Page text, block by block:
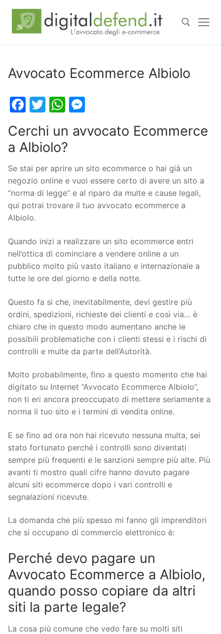
Avvocato Ecommerce Albiolo
Facebook
TwitterWhatsApp
Cerchi un avvocato Ecommerce
a Albiolo?
Se stai per aprire un sito ecommerce o hai già un
negozio online e vuoi essere certo di avere un sito a
“norma di legge” e al riparo da multe e cause legali,
qui potrai trovare il tuo avvocato ecommerce a
Albiolo.
Quando inizi a realizzare un sito ecommerce entri
nell’ottica di cominciare a vendere online a un
pubblico molto più vasto italiano e internazionale a
tutte le ore del giorno e della notte.
Questo fa si che, inevitabilmente, devi gestire più
ordini, spedizioni, richieste dei clienti e così via… è
chiaro che in questo modo aumentano anche le
possibili problematiche con i clienti stessi e i rischi di
controlli e multe da parte dell’Autorità.
Molto probabilmente, fino a questo momento che hai
digitato su Internet “Avvocato Ecommerce Albiolo”,
non ti eri ancora preoccupato di mettere seriamente a
norma il tuo sito e i termini di vendita online.
E se fino ad ora non hai ricevuto nessuna multa, sei
stato fortunato perché i controlli sono diventati
sempre più frequenti e le sanzioni sempre più alte. Più
avanti ti mostro quali cifre hanno dovuto pagare
alcuni siti ecommerce dopo i vari controlli e
segnalazioni ricevute.
La domanda che più spesso mi fanno gli imprenditori
che si occupano di commercio elettronico è:
Perché devo pagare un
Avvocato Ecommerce a Albiolo,
quando posso copiare da altri
siti la parte legale?
La cosa più comune che vedo fare su molti siti